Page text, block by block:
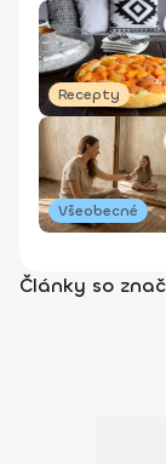
Recepty
Všeobecné
Články so